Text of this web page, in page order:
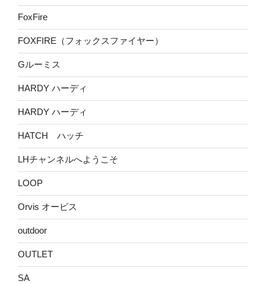
FoxFire
FOXFIRE（フォックスファイヤー）
Gルーミス
HARDY ハーディ
HARDY ハーディ
HATCH ハッチ
LHチャンネルへようこそ
LOOP
Orvis オービス
outdoor
OUTLET
SA